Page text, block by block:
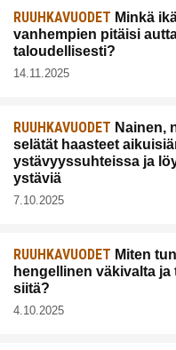
RUUHKAVUODET Minkä
vanhempien pitäisi
taloudellisesti?
14.11.2025
RUUHKAVUODET Nainen,
selätät haasteet
ystävyyssuhteissa ja
ystäviä
7.10.2025
RUUHKAVUODET Miten
hengellinen väkivalta ja
siitä?
4.10.2025